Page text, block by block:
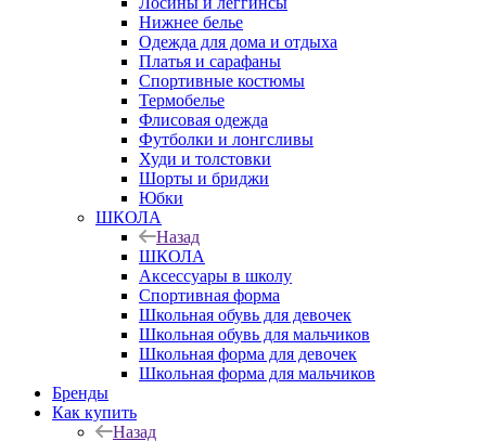
Нижнее белье
Одежда для дома и отдыха
Платья и сарафаны
Спортивные костюмы
Термобелье
Флисовая одежда
Футболки и лонгсливы
Худи и толстовки
Шорты и бриджи
Юбки
ШКОЛА
Назад
ШКОЛА
Аксессуары в школу
Спортивная форма
Школьная обувь для девочек
Школьная обувь для мальчиков
Школьная форма для девочек
Школьная форма для мальчиков
Бренды
Как купить
Назад